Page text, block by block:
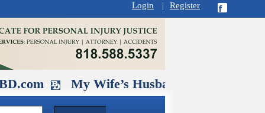
Login | Register
Wife’s Husband. September 11 and 25